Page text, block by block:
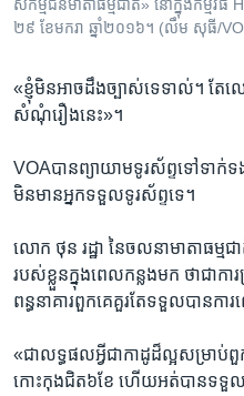
សកម្មជន​មាតា​ធម្មជាតិ» នៅ​ក្នុង​កម្មវិ
២៩ ខែ​មករា ឆ្នាំ​២០១៦។ (លឹម សុធី/
«ខ្ញុំ​មិន​អាច​ដឹង​ច្បាស់​ទេ​ទាល់​។ តែ​
សំណុំ​រឿង​នេះ‍»។​
VOAបាន​ព្យាយាម​ទូរស័ព្ទ​ទៅ​ទាក់​
មិនមាន​អ្នក​ទទួល​ទូរស័ព្ទ​ទេ។
លោក​ ថុន រដ្ឋា នៃ​ចលនា​មាតា​ធម្មជ
របស់​ខ្លួន​ក្នុ​ង​ពេល​កន្លង​មក​ ថា​ជា​ក
ពន្ធនាគារ​ពួកគេ​គួរតែ​ទទួល​បាន​កា
«ជា​លទ្ធផល​អ្វី​ជា​កាដូ​ដ៏ល្អ​សម្រាប់​ពួ
កោះកុង​ជិត​៦ខែ​ ហើយ​អត់​បាន​ទទួល​យុ